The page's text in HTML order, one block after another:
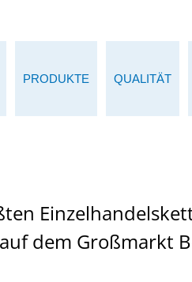
PRODUKTE QUALITÄT
dem Großmarkt